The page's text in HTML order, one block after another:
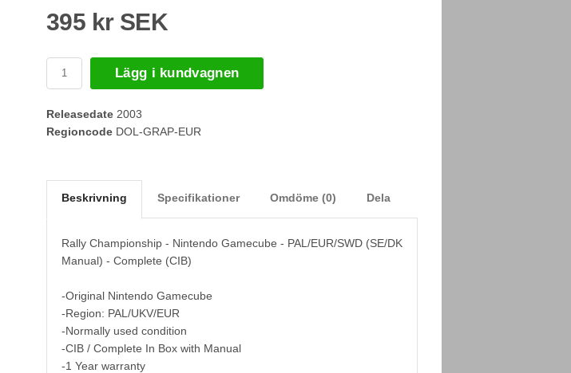
395 kr SEK
Lägg i kundvagnen
Releasedate 2003
Regioncode DOL-GRAP-EUR
Beskrivning Specifikationer Omdöme (0) Dela
Rally Championship - Nintendo Gamecube - PAL/EUR/SWD (SE/DK
Manual) - Complete (CIB)
-Original Nintendo Gamecube
-Region: PAL/UKV/EUR
-Normally used condition
-CIB / Complete In Box with Manual
-1 Year warranty